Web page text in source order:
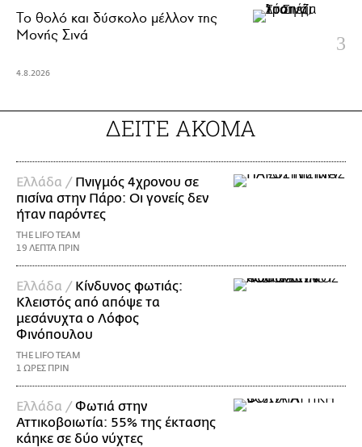
Το θολό και δύσκολο μέλλον της
Μονής Σινά
4.8.2026
ΔΕΙΤΕ ΑΚΟΜΑ
Ελλάδα / Πνιγμός 4χρονου σε
πισίνα στην Πάρο: Οι γονείς δεν
ήταν παρόντες
THE LIFO TEAM
19 ΛΕΠΤΑ ΠΡΙΝ
Ελλάδα / Κίνδυνος φωτιάς:
Κλειστός από απόψε τα
μεσάνυχτα ο Λόφος
Φινόπουλου
THE LIFO TEAM
1 ΩΡΕΣ ΠΡΙΝ
Ελλάδα /Φωτιά στην
Αττικοβοιωτία: 55% της έκτασης
κάηκε σε δύο νύχτες